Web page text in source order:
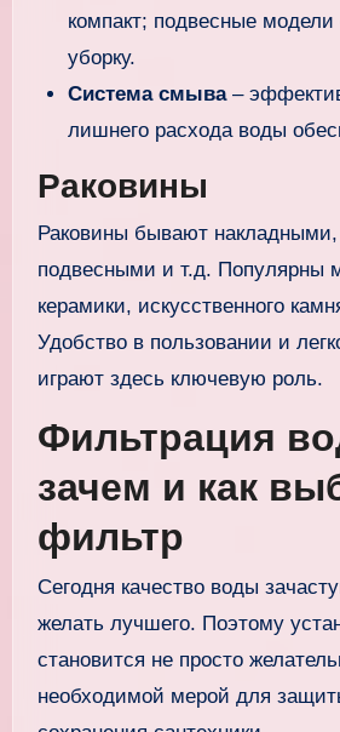
компакт; подвесные модели
уборку.
Система смыва–
лишнего расхода воды
Раковины
Раковины бывают
подвесными и т.д. Популярны
керамики, искусственного
Удобство в пользовании и
играют здесь ключевую роль.
Фильтрация
зачем и как
фильтр
Сегодня качество воды
желать лучшего. Поэтому
становится не просто
необходимой мерой для